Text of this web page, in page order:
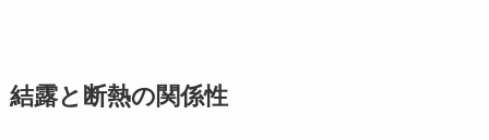
結露と断熱の関係性